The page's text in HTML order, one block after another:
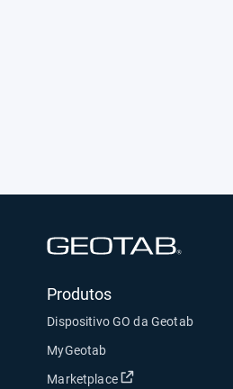
Produtos
Dispositivo GO da Geotab
MyGeotab
Marketplace
Abrir em uma